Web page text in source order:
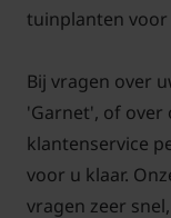
Snoei alleen als
de Acer
voorjaar mag
tuinplant dan
en verwijdering
tuinplanten
Bij vragen over
'Garnet', of over
klantenservice
voor u klaar.
vragen zeer